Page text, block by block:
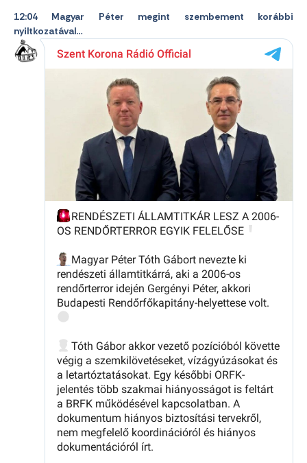
12:04 Magyar Péter megint szembement korábbi
nyiltkozatával…